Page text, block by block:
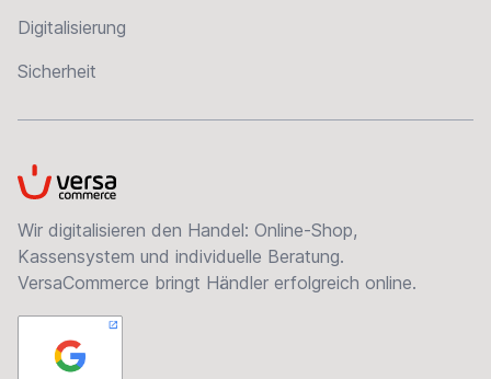
Digitalisierung
Sicherheit
VersaCommerce
Wir digitalisieren den Handel: Online-Shop,
Kassensystem und individuelle Beratung.
VersaCommerce bringt Händler erfolgreich online.